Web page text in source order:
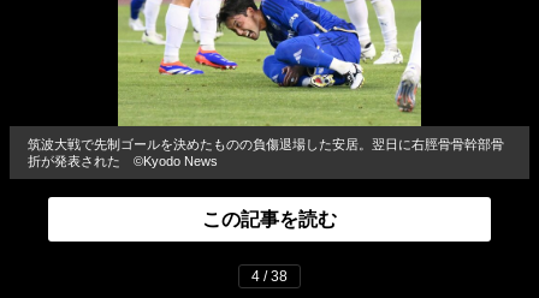
筑波大戦で先制ゴールを決めたものの負傷退場した安居。翌日に右脛骨骨幹部骨
折が発表された ©Kyodo News
この記事を読む
4 / 38